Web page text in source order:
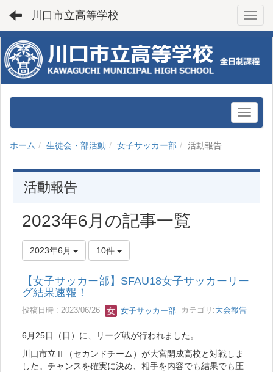
川口市立高等学校
ホーム 生徒会・部活動 女子サッカー部 活動報告
活動報告
2023年6月の記事一覧
2023年6月 10件
【女子サッカー部】SFAU18女子サッカーリー
グ結果速報！
投稿日時 : 2023/06/26 女子サッカー部 カテゴリ:大会報告
6月25日（日）に、リーグ戦が行われました。
川口市立Ⅱ（セカンドチーム）が大宮開成高校と対戦しま
した。チャンスを確実に決め、相手を内容でも結果でも圧